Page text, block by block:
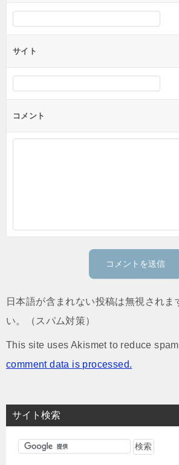
サイト
コメント
日本語が含まれない投稿は無視されま
い。（スパム対策）
This site uses Akismet to reduce
comment data is processed.
サイト検索